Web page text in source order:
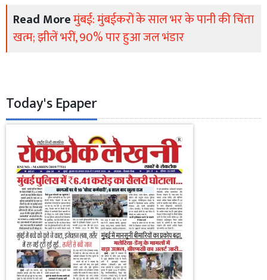
Read Moreमुंबई: मुंबईकरों के साल भर के पानी की चिंता
खत्म; झीलें भरीं, 90% पार हुआ जल भंडार
Today's Epaper